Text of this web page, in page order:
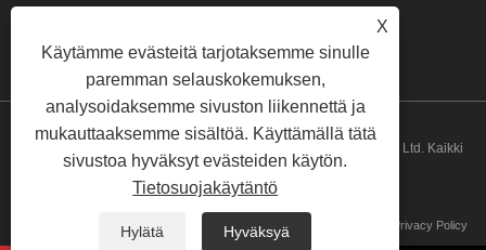
Copyright © 2024 Qingdao Lionse Mechanical Engineering Co., Ltd. Kaikki
oikeudet pidätetään.
Linkit Sitemap RSS Privacy Policy
X
Käytämme evästeitä tarjotaksemme sinulle
paremman selauskokemuksen,
analysoidaksemme sivuston liikennettä ja
mukauttaaksemme sisältöä. Käyttämällä tätä
sivustoa hyväksyt evästeiden käytön.
Tietosuojakäytäntö
Hylätä Hyväksyä